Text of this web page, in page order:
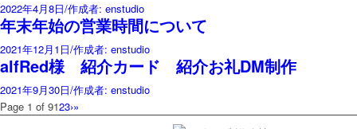
2022年4月8日/作成者: enstudio
年末年始の営業時間について
2021年12月1日/作成者: enstudio
alfRed様 紹介カード 紹介お礼DM制作
2021年9月30日/作成者: enstudio
Page 1 of 9123›»